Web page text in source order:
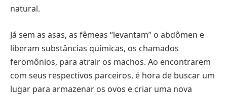
natural.
Já sem as asas, as fêmeas “levantam” o abdômen e
liberam substâncias químicas, os chamados
feromônios, para atrair os machos. Ao encontrarem
com seus respectivos parceiros, é hora de buscar um
lugar para armazenar os ovos e criar uma nova